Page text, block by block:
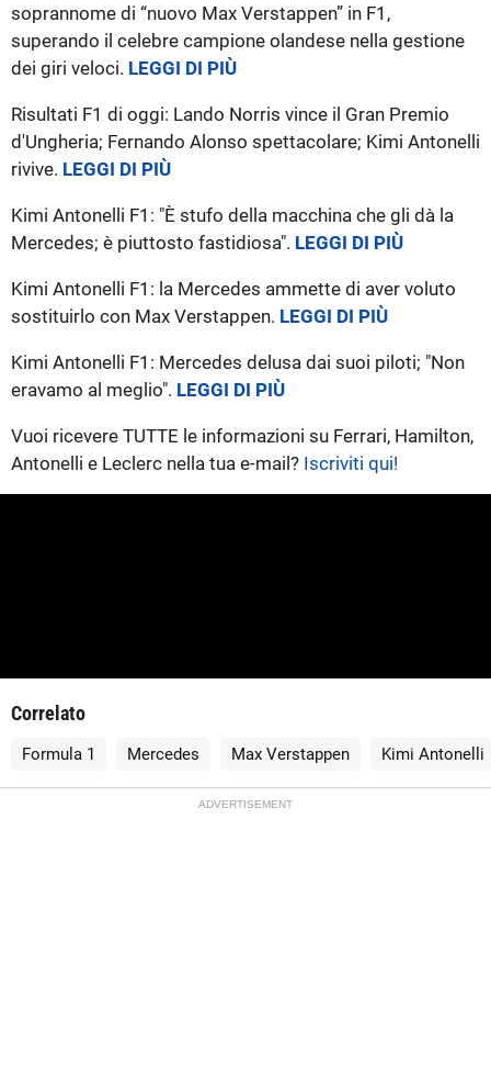
soprannome di “nuovo Max Verstappen” in F1,
superando il celebre campione olandese nella gestione
dei giri veloci. LEGGI DI PIÙ
Risultati F1 di oggi: Lando Norris vince il Gran Premio
d'Ungheria; Fernando Alonso spettacolare; Kimi Antonelli
rivive. LEGGI DI PIÙ
Kimi Antonelli F1: "È stufo della macchina che gli dà la
Mercedes; è piuttosto fastidiosa". LEGGI DI PIÙ
Kimi Antonelli F1: la Mercedes ammette di aver voluto
sostituirlo con Max Verstappen. LEGGI DI PIÙ
Kimi Antonelli F1: Mercedes delusa dai suoi piloti; "Non
eravamo al meglio". LEGGI DI PIÙ
Vuoi ricevere TUTTE le informazioni su Ferrari, Hamilton,
Antonelli e Leclerc nella tua e-mail? Iscriviti qui!
Correlato
Formula 1 Mercedes Max Verstappen Kimi Antonelli
ADVERTISEMENT